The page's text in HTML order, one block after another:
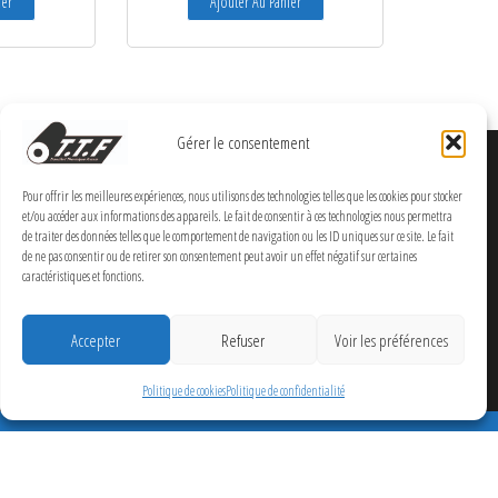
Gérer le consentement
Pour offrir les meilleures expériences, nous utilisons des technologies telles que les cookies pour stocker
et/ou accéder aux informations des appareils. Le fait de consentir à ces technologies nous permettra
de traiter des données telles que le comportement de navigation ou les ID uniques sur ce site. Le fait
de ne pas consentir ou de retirer son consentement peut avoir un effet négatif sur certaines
caractéristiques et fonctions.
Accepter Refuser Voir les préférences
Politique de cookiesPolitique de confidentialité